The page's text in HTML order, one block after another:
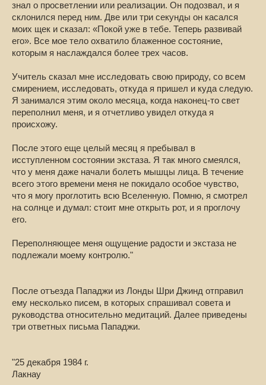
знал о просветлении или реализации. Он подозвал, и я
склонился перед ним. Две или три секунды он касался
моих щек и сказал: «Покой уже в тебе. Теперь развивай
его». Все мое тело охватило блаженное состояние,
которым я наслаждался более трех часов.
Учитель сказал мне исследовать свою природу, со всем
смирением, исследовать, откуда я пришел и куда следую.
Я занимался этим около месяца, когда наконец-то свет
переполнил меня, и я отчетливо увидел откуда я
происхожу.
После этого еще целый месяц я пребывал в
исступленном состоянии экстаза. Я так много смеялся,
что у меня даже начали болеть мышцы лица. В течение
всего этого времени меня не покидало особое чувство,
что я могу проглотить всю Вселенную. Помню, я смотрел
на солнце и думал: стоит мне открыть рот, и я проглочу
его.
Переполняющее меня ощущение радости и экстаза не
подлежали моему контролю."
После отъезда Пападжи из Лонды Шри Джинд отправил
ему несколько писем, в которых спрашивал совета и
руководства относительно медитаций. Далее приведены
три ответных письма Пападжи.
"25 декабря 1984 г.
Лакнау